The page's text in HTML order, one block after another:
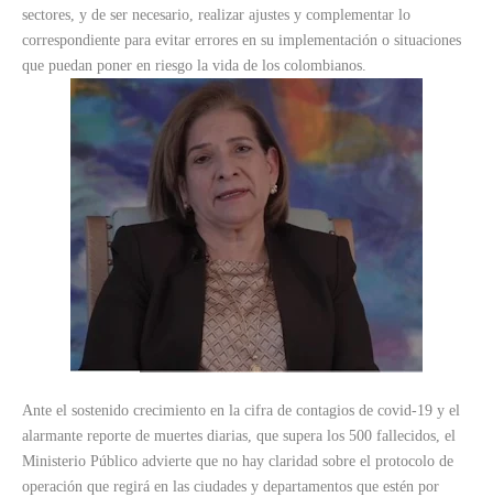
sectores, y de ser necesario, realizar ajustes y complementar lo
correspondiente para evitar errores en su implementación o situaciones
que puedan poner en riesgo la vida de los colombianos.
Ante el sostenido crecimiento en la cifra de contagios de covid-19 y el
alarmante reporte de muertes diarias, que supera los 500 fallecidos, el
Ministerio Público advierte que no hay claridad sobre el protocolo de
operación que regirá en las ciudades y departamentos que estén por